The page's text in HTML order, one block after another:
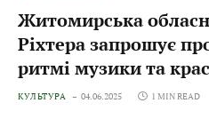
Житомирська
Ріхтера запрошує
ритмі музики та
КУЛЬТУРА 04.06.2025 1 MIN READ